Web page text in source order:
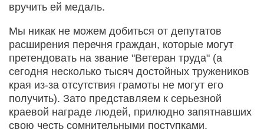
вручить ей медаль.
Мы никак не можем добиться от депутатов
расширения перечня граждан, которые могут
претендовать на звание "Ветеран труда" (а
сегодня несколько тысяч достойных тружеников
края из-за отсутствия грамоты не могут его
получить). Зато представляем к серьезной
краевой награде людей, прилюдно запятнавших
свою честь сомнительными поступками.